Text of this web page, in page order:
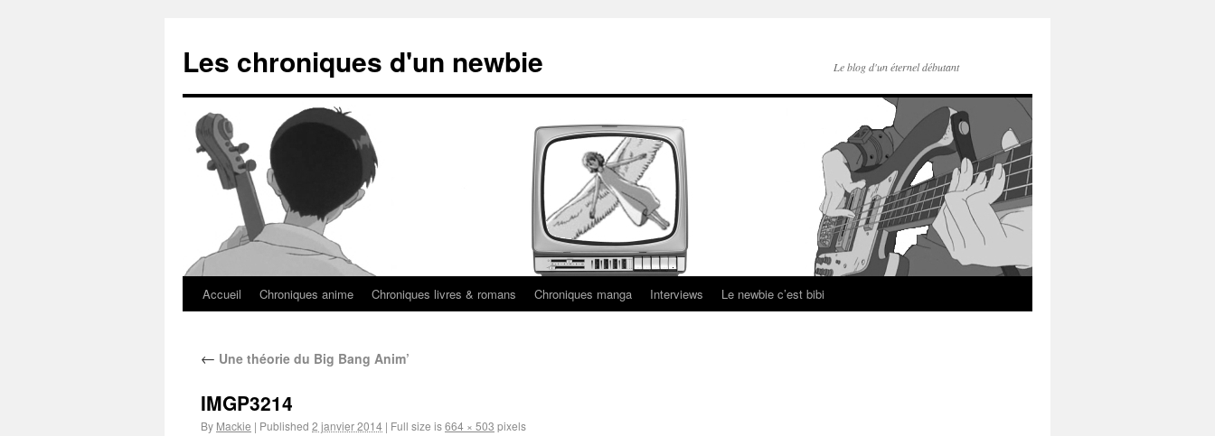
Les chroniques d'un newbie Le blog d'un éternel débutant
Accueil Chroniques anime Chroniques livres & romans Chroniques manga Interviews Le newbie c’est bibi
← Une théorie du Big Bang Anim’
IMGP3214
By Mackie | Published 2 janvier 2014 | Full size is664 × 503 pixels